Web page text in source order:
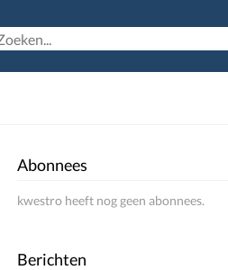
Abonnees
kwestro heeft nog geen abonnees.
Berichten